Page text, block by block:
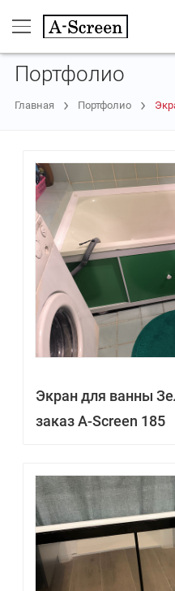
Портфолио
Главная Портфолио
Экран для ванны
заказ A-Screen 185